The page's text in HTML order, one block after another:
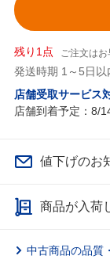
残り1点 ご注文は
発送時期 1～5日以
店舗受取サービス
店舗到着予定：8/
値下げのお
商品が入荷
中古商品の品質